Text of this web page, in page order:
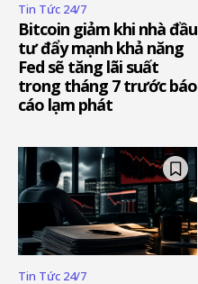
Tin Tức 24/7
Bitcoin giảm khi nhà đầu
tư đẩy mạnh khả năng
Fed sẽ tăng lãi suất
trong tháng 7 trước báo
cáo lạm phát
Tin Tức 24/7